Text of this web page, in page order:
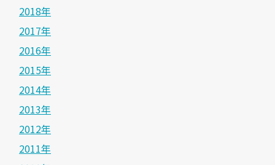
2018年
2017年
2016年
2015年
2014年
2013年
2012年
2011年